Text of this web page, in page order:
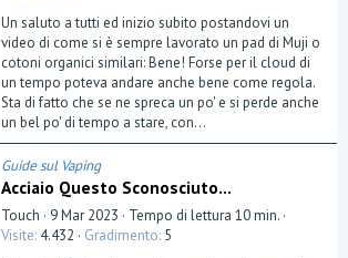
s
e
l
l
a
(
e
)
Un saluto a tutti ed inizio subito postandovi un
video di come si è sempre lavorato un pad di Muji o
cotoni organici similari: Bene! Forse per il cloud di
un tempo poteva andare anche bene come regola.
Sta di fatto che se ne spreca un po' e si perde anche
un bel po' di tempo a stare, con...
Guide sul Vaping
Acciaio Questo Sconosciuto...
Touch 9 Mar 2023
Tempo di lettura 10 min.
Visite 4.432 Gradimento 5